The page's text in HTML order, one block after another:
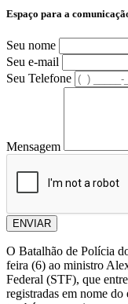
Espaço para a
Seu nome
Seu e-mail
Seu Telefone
Mensagem
ENVIAR
O Batalhão de Polícia
feira (6) ao ministro
Federal (STF), que
registradas em nome